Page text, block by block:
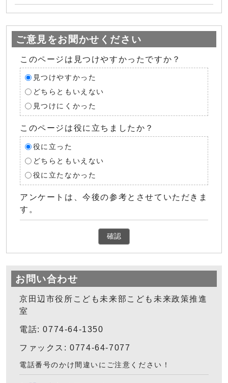
ご意見をお聞かせください
このページは見つけやすかったですか？
見つけやすかった
どちらともいえない
見つけにくかった
このページは役に立ちましたか？
役に立った
どちらともいえない
役に立たなかった
アンケートは、今後の参考とさせていただきま
す。
確認
お問い合わせ
京田辺市役所こども未来部こども未来政策推進
室
電話: 0774-64-1350
ファックス: 0774-64-7077
電話番号のかけ間違いにご注意ください！